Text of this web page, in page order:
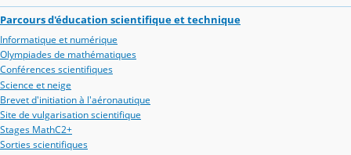
Parcours d'éducation scientifique et technique
Informatique et numérique
Olympiades de mathématiques
Conférences scientifiques
Science et neige
Brevet d'initiation à l'aéronautique
Site de vulgarisation scientifique
Stages MathC2+
Sorties scientifiques